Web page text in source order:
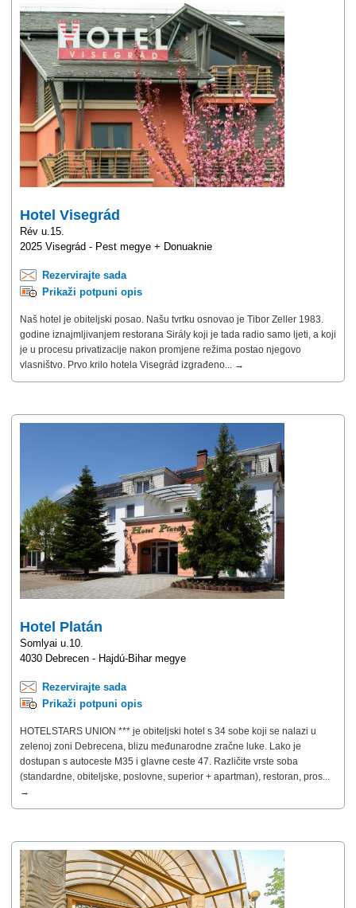
Hotel Visegrád
Rév u.15.
2025 Visegrád - Pest megye + Donuaknie
Rezervirajte sada
Prikaži potpuni opis
Naš hotel je obiteljski posao. Našu tvrtku osnovao je Tibor Zeller 1983.
godine iznajmljivanjem restorana Sirály koji je tada radio samo ljeti, a koji
je u procesu privatizacije nakon promjene režima postao njegovo
vlasništvo. Prvo krilo hotela Visegrád izgrađeno... →
Hotel Platán
Somlyai u.10.
4030 Debrecen - Hajdú-Bihar megye
Rezervirajte sada
Prikaži potpuni opis
HOTELSTARS UNION *** je obiteljski hotel s 34 sobe koji se nalazi u
zelenoj zoni Debrecena, blizu međunarodne zračne luke. Lako je
dostupan s autoceste M35 i glavne ceste 47. Različite vrste soba
(standardne, obiteljske, poslovne, superior + apartman), restoran, pros...
→